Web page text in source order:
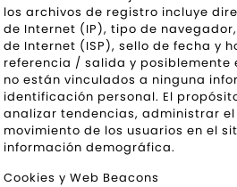
los archivos de registro incluye
de Internet (IP), tipo de
de Internet (ISP), sello de fecha y
referencia / salida y posiblemente
no están vinculados a ninguna
identificación personal. El
analizar tendencias, administrar
movimiento de los usuarios en el
información demográfica.
Cookies y Web Beacons